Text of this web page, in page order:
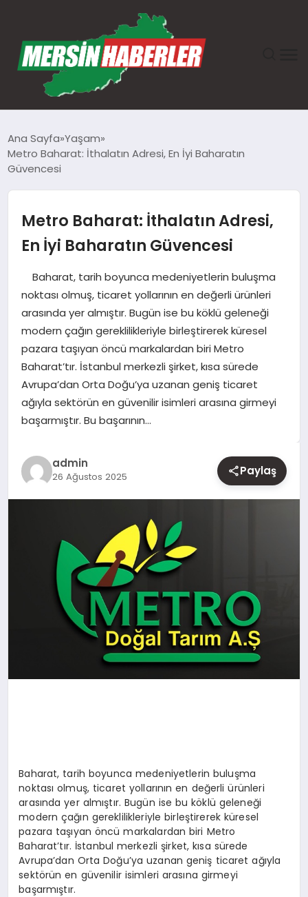
GÜNDEM
SAĞLIK
TEKNOLOJI
EĞITIM
Ana Sayfa Yaşam
Metro Baharat: İthalatın Adresi, En İyi Baharatın
Güvencesi
Metro Baharat: İthalatın Adresi,
En İyi Baharatın Güvencesi
Baharat, tarih boyunca medeniyetlerin buluşma
noktası olmuş, ticaret yollarının en değerli ürünleri
arasında yer almıştır. Bugün ise bu köklü geleneği
modern çağın gereklilikleriyle birleştirerek küresel
pazara taşıyan öncü markalardan biri Metro
Baharat’tır. İstanbul merkezli şirket, kısa sürede
Avrupa’dan Orta Doğu’ya uzanan geniş ticaret
ağıyla sektörün en güvenilir isimleri arasına girmeyi
başarmıştır. Bu başarının…
admin
26 Ağustos 2025 Paylaş
Baharat, tarih boyunca medeniyetlerin buluşma
noktası olmuş, ticaret yollarının en değerli ürünleri
arasında yer almıştır. Bugün ise bu köklü geleneği
modern çağın gereklilikleriyle birleştirerek küresel
pazara taşıyan öncü markalardan biri Metro
Baharat’tır. İstanbul merkezli şirket, kısa sürede
Avrupa’dan Orta Doğu’ya uzanan geniş ticaret ağıyla
sektörün en güvenilir isimleri arasına girmeyi
başarmıştır.